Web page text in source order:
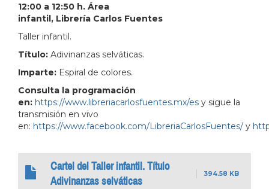
12:00 a 12:50 h. Área
infantil, Librería Carlos Fuentes
Taller infantil.
Título: Adivinanzas selváticas.
Imparte: Espiral de colores.
Consulta la programación
en: https://www.libreriacarlosfuentes.mx/es y sigue la
transmisión en vivo
en: https://www.facebook.com/LibreriaCarlosFuentes/ y
Cartel del Taller infantil. Título
Adivinanzas selváticas
394.58 KB